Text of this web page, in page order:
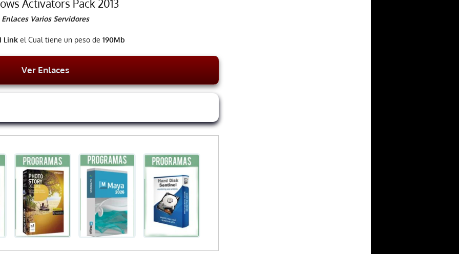
Activators Pack 2013
Enlaces Varios Servidores
Link el Cual tiene un peso de 190Mb
Ver Enlaces